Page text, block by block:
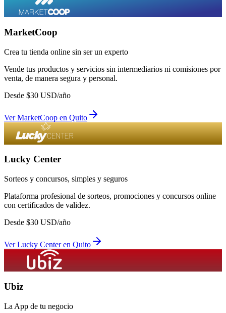
MarketCoop
Crea tu tienda online sin ser un experto
Vende tus productos y servicios sin intermediarios ni comisiones por
venta, de manera segura y personal.
Desde $30 USD/año
VerMarketCoop en Quito
Lucky Center
Sorteos y concursos, simples y seguros
Plataforma profesional de sorteos, promociones y concursos online
con certificados de validez.
Desde $30 USD/año
VerLucky Centeren Quito
Ubiz
La App de tu negocio